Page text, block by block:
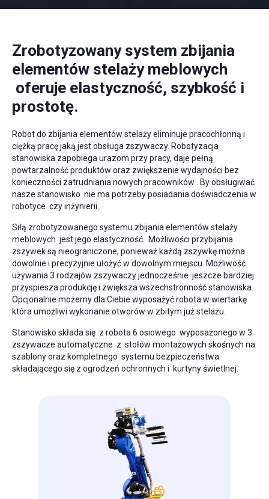
Zrobotyzowany system zbijania
elementów stelaży meblowych
oferuje elastyczność, szybkość i
prostotę.
Robot do zbijania elementów stelaży eliminuje pracochłonną i
ciężką pracę jaką jest obsługa zszywaczy. Robotyzacja
stanowiska zapobiega urazom przy pracy, daje pełną
powtarzalność produktów oraz zwiększenie wydajności bez
konieczności zatrudniania nowych pracowników . By obsługiwać
nasze stanowisko nie ma potrzeby posiadania doświadczenia w
robotyce czy inżynierii.
Siłą zrobotyzowanego systemu zbijania elementów stelaży
meblowych jest jego elastyczność. Możliwości przybijania
zszywek są nieograniczone, ponieważ każdą zszywkę można
dowolnie i precyzyjnie ułożyć w dowolnym miejscu. Możliwość
używania 3 rodzajów zszywaczy jednocześnie jeszcze bardziej
przyspiesza produkcję i zwiększa wszechstronność stanowiska.
Opcjonalnie możemy dla Ciebie wyposażyć robota w wiertarkę
która umożliwi wykonanie otworów w zbitym już stelażu.
Stanowisko składa się z robota 6 osiowego wyposażonego w 3
zszywacze automatyczne z stołów montażowych skośnych na
szablony oraz kompletnego systemu bezpieczeństwa
składającego się z ogrodzeń ochronnych i kurtyny świetlnej.